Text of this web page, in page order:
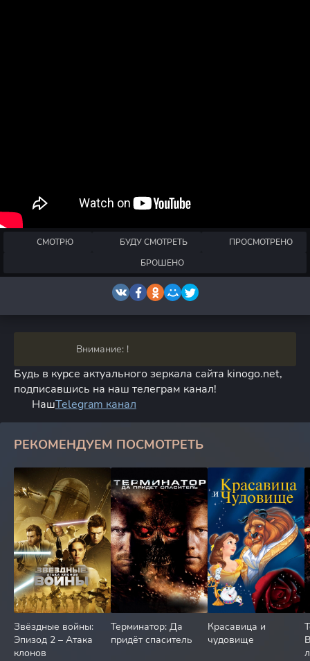
СМОТРЮ БУДУ СМОТРЕТЬ
ПРОСМОТРЕНО
БРОШЕНО
Внимание: !
Будь в курсе актуального зеркала сайта kinogo.net,
подписавшись на наш телеграм канал!
НашTelegram канал
РЕКОМЕНДУЕМ ПОСМОТРЕТЬ
Звёздные войны:
Эпизод 2 – Атака
клонов
Терминатор: Да
придёт спаситель
Красавица и
чудовище